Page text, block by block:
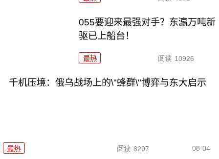
055要迎来最强对手？东瀛万吨新
驱已上船台！
最热 阅读 10926
千机压境：俄乌战场上的\"蜂群\"博弈与东大启示
最热 阅读 8297 08-04